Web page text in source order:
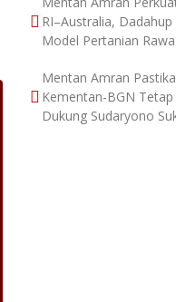
RI–Australia, Dadahup
Model Pertanian
Mentan Amran
Kementan-BGN Tetap
Dukung Sudaryono